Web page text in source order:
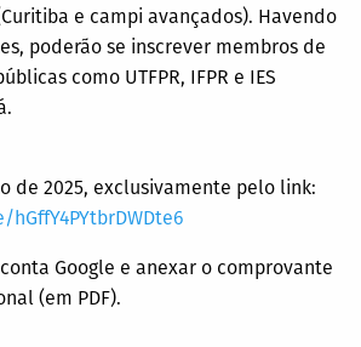
e campi avançados). Havendo
poderão se inscrever membros de
como UTFPR, IFPR e IES
de 2025, exclusivamente pelo link:
Google e anexar o comprovante
(em PDF).